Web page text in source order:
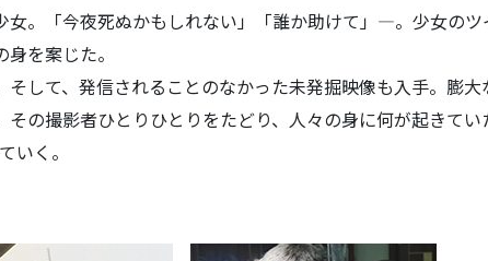
女。「今夜死ぬかもしれない」「誰か助けて」―。少女のツ
を案じた。
そして、発信されることのなかった未発掘映像も入手。膨大
の撮影者ひとりひとりをたどり、人々の身に何が起きてい
いく。